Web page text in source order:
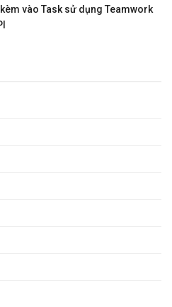
vào Task sử dụng Teamwork